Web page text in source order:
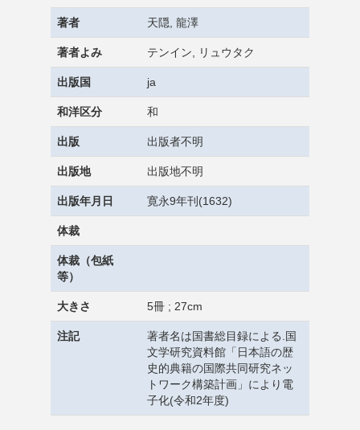
著者 天隠, 龍澤
著者よみ テンイン, リュウタク
出版国 ja
和洋区分 和
出版 出版者不明
出版地 出版地不明
出版年月日 寛永9年刊(1632)
体裁
体裁（包紙
等）
大きさ 5冊 ; 27cm
注記
著者名は国書総目録による.国
文学研究資料館「日本語の歴
史的典籍の国際共同研究ネッ
トワーク構築計画」により電
子化(令和2年度)